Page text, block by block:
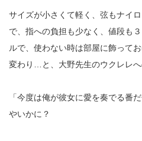
サイズが小さくて軽く、弦もナイ
で、指への負担も少なく、値段も
ルで、使わない時は部屋に飾って
変わり…と、大野先生のウクレレへ
「今度は俺が彼女に愛を奏でる番
やいかに？